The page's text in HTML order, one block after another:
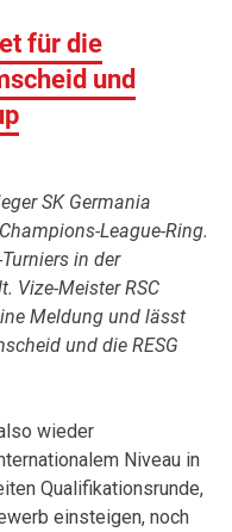
für die
und
SK Germania
League-Ring.
in der
Vize-Meister RSC
Meldung und lässt
und die RESG
wieder
Niveau in
Qualifikationsrunde,
einsteigen, noch